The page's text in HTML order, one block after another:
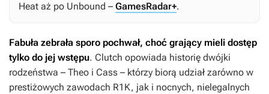
Heat aż po Unbound – GamesRadar+.
Fabuła zebrała sporo pochwał, choć grający mieli dostęp
tylko do jej wstępu. Clutch opowiada historię dwójki
rodzeństwa – Theo i Cass – którzy biorą udział zarówno w
prestiżowych zawodach R1K, jak i nocnych, nielegalnych